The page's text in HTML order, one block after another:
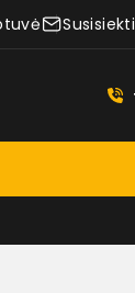
Susisiekti